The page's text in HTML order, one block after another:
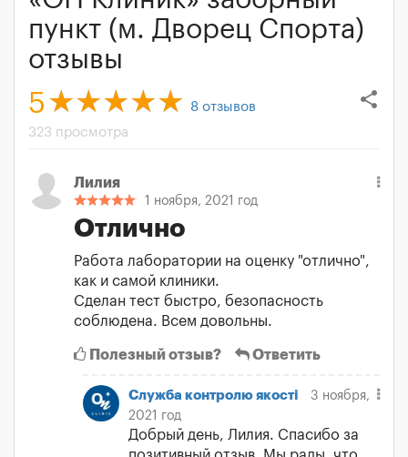
пункт (м. Дворец Спорта)
отзывы
share
5 8 отзывов
323 просмотра
Лилия
1 ноября, 2021 год
Отлично
Работа лаборатории на оценку "отлично",
как и самой клиники.
Сделан тест быстро, безопасность
соблюдена. Всем довольны.
Полезный отзыв? Ответить
Служба контролю якості
3 ноября,
2021 год
Добрый день, Лилия. Спасибо за